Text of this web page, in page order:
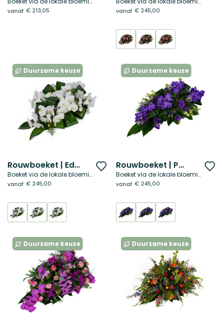
vanaf € 213,05
toe
aan
verlanglijst
vanaf € 245,00
Duurzame keuze
Rouwboeket | Edel wit
Boeket via de lokale bloemist
vanaf € 245,00
Voeg
toe
aan
verlanglijst
Duurzame keuze
Rouwboeket | Paarse harmonie
Boeket via de lokale bloemist
vanaf € 245,00
Duurzame keuze Duurzame keuze